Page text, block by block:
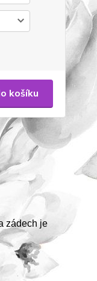
košíku
zádech je